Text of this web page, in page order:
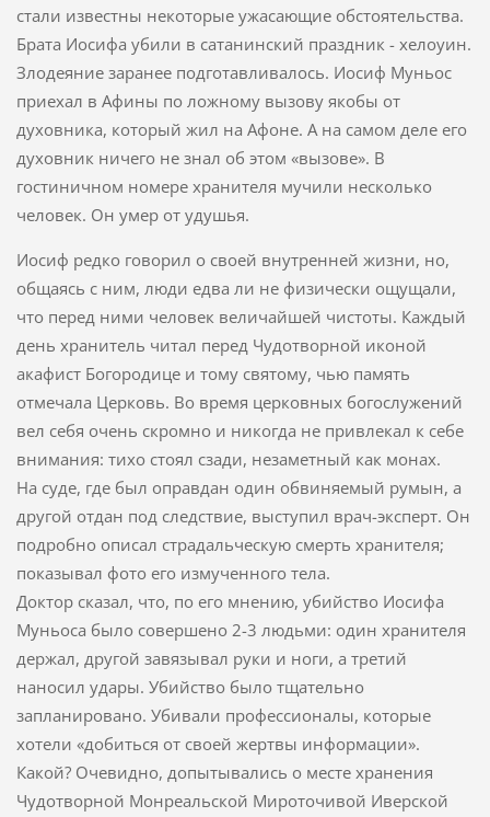
стали известны некоторые ужасающие обстоятельства.
Брата Иосифа убили в сатанинский праздник - хелоуин.
Злодеяние заранее подготавливалось. Иосиф Муньос
приехал в Афины по ложному вызову якобы от
духовника, который жил на Афоне. А на самом деле его
духовник ничего не знал об этом «вызове». В
гостиничном номере хранителя мучили несколько
человек. Он умер от удушья.
Иосиф редко говорил о своей внутренней жизни, но,
общаясь с ним, люди едва ли не физически ощущали,
что перед ними человек величайшей чистоты. Каждый
день хранитель читал перед Чудотворной иконой
акафист Богородице и тому святому, чью память
отмечала Церковь. Во время церковных богослужений
вел себя очень скромно и никогда не привлекал к себе
внимания: тихо стоял сзади, незаметный как монах.
На суде, где был оправдан один обвиняемый румын, а
другой отдан под следствие, выступил врач-эксперт. Он
подробно описал страдальческую смерть хранителя;
показывал фото его измученного тела.
Доктор сказал, что, по его мнению, убийство Иосифа
Муньоса было совершено 2-3 людьми: один хранителя
держал, другой завязывал руки и ноги, а третий
наносил удары. Убийство было тщательно
запланировано. Убивали профессионалы, которые
хотели «добиться от своей жертвы информации».
Какой? Очевидно, допытывались о месте хранения
Чудотворной Монреальской Мироточивой Иверской